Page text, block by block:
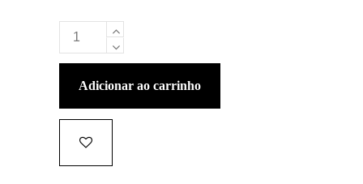
adicionar ao carrinho